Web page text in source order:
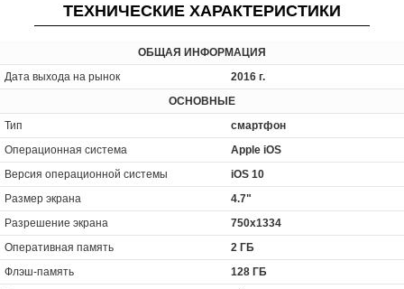
ТЕХНИЧЕСКИЕ ХАРАКТЕРИСТИКИ
ОБЩАЯ ИНФОРМАЦИЯ
Дата выхода на рынок
2016 г.
ОСНОВНЫЕ
Тип
смартфон
Операционная система
Apple iOS
Версия операционной системы
iOS 10
Размер экрана
4.7"
Разрешение экрана
750x1334
Оперативная память
2 ГБ
Флэш-память
128 ГБ